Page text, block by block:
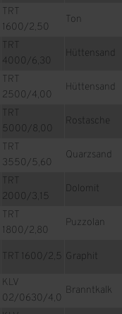
TRT
1600/2,50
Ton
TRT
4000/6,30
Hüttensand
TRT
2500/4,00
Hüttensand
TRT
5000/8,00
Rostasche
TRT
3550/5,60
Quarzsand
TRT
2000/3,15
Dolomit
TRT
1800/2,80
Puzzolan
TRT 1600/2,5 Graphit
KLV
02/0630/4,0
Branntkalk